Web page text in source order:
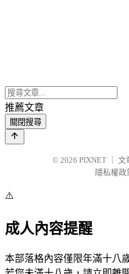
推薦文章
關閉搜尋
© 2026 PIXNET
文
隱私權政
⚠️
成人內容提醒
本部落格內容僅限年滿十八